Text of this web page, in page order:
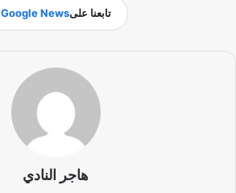
تابعنا علىGoogle News
هاجر النادي